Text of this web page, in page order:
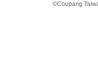
©Coupang